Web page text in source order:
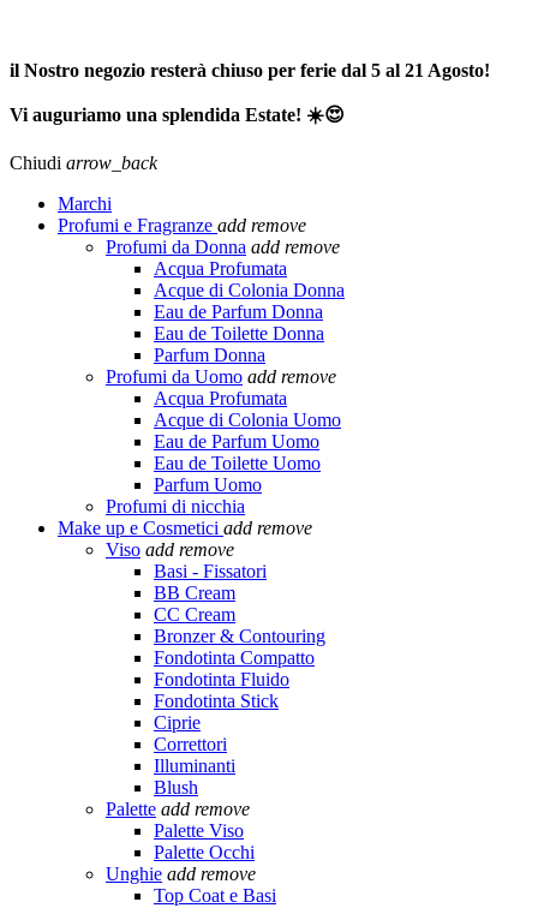
il Nostro negozio resterà chiuso per ferie dal 5 al 21 Agosto!
Vi auguriamo una splendida Estate! ☀️😍
Chiudi arrow_back
Marchi
Profumi e Fragranze add remove
Profumi da Donna add remove
Acqua Profumata
Acque di Colonia Donna
Eau de Parfum Donna
Eau de Toilette Donna
Parfum Donna
Profumi da Uomo add remove
Acqua Profumata
Acque di Colonia Uomo
Eau de Parfum Uomo
Eau de Toilette Uomo
Parfum Uomo
Profumi di nicchia
Make up e Cosmetici add remove
Viso add remove
Basi - Fissatori
BB Cream
CC Cream
Bronzer & Contouring
Fondotinta Compatto
Fondotinta Fluido
Fondotinta Stick
Ciprie
Correttori
Illuminanti
Blush
Palette add remove
Palette Viso
Palette Occhi
Unghie add remove
Top Coat e Basi